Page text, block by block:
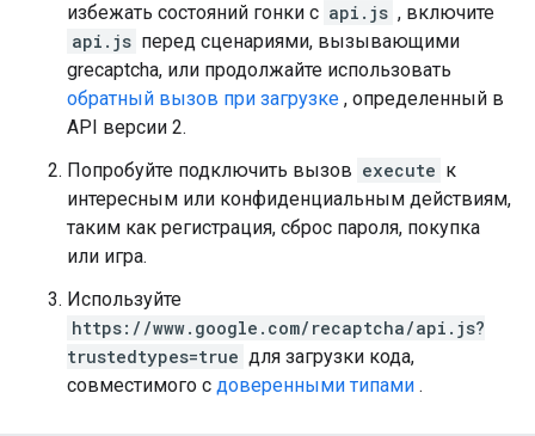
избежать состояний гонки с api.js , включите
api.js перед сценариями, вызывающими
grecaptcha, или продолжайте использовать
обратный вызов при загрузке , определенный в
API версии 2.
Попробуйте подключить вызов execute к
интересным или конфиденциальным действиям,
таким как регистрация, сброс пароля, покупка
или игра.
Используйте
https://www.google.com/recaptcha/api.js?
trustedtypes=true для загрузки кода,
совместимого с доверенными типами .